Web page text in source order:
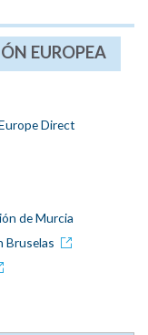
EUROPEA
Direct
de Murcia
Bruselas